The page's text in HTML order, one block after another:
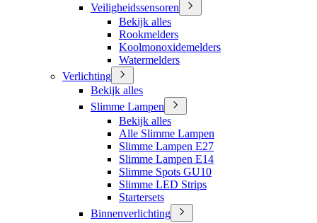
Veiligheidssensoren
Bekijk alles
Rookmelders
Koolmonoxidemelders
Watermelders
Verlichting
Bekijk alles
Slimme Lampen
Bekijk alles
Alle Slimme Lampen
Slimme Lampen E27
Slimme Lampen E14
Slimme Spots GU10
Slimme LED Strips
Startersets
Binnenverlichting